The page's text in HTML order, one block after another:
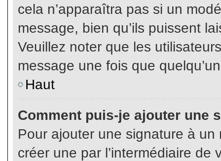
cela n’apparaîtra pas si un
message, bien qu’ils puissent
Veuillez noter que les
message une fois que
Haut
Comment puis-je ajouter une
Pour ajouter une signature à un
créer une par l’intermédiaire